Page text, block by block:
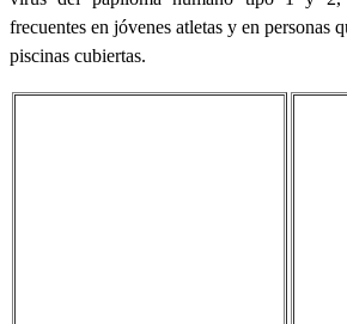
frecuentes en jóvenes atletas y en personas
piscinas cubiertas.